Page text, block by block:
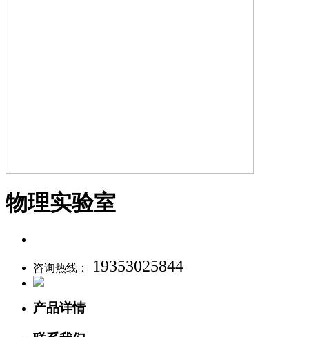
物理实验室
咨询热线： 19353025844
产品详情